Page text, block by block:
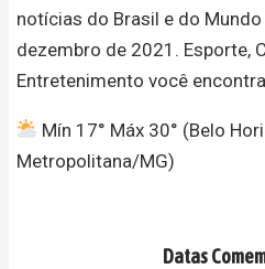
notícias do Brasil e do
dezembro de 2021. Esporte,
Entretenimento você
Mín 17° Máx 30° (Belo
Metropolitana/MG)
Datas